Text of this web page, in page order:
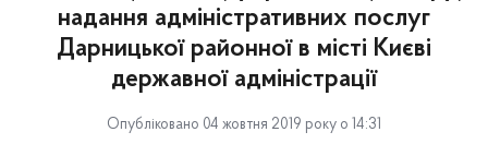
надання адміністративних послуг
Дарницької районної в місті Києві
державної адміністрації
Опубліковано 04 жовтня 2019 року о 14:31